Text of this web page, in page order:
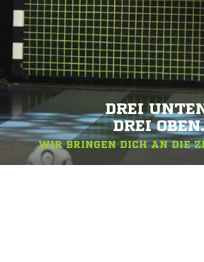
DREI
DREI OBEN.
WIR BRINGEN DICH AN DIE